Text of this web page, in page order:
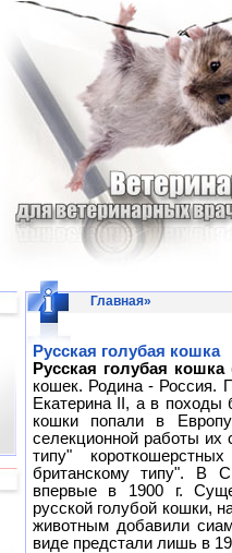
Главная»
Русская голубая кошка
Русская голубая кошка
кошек. Родина - Россия.
Екатерина II, а в походы
кошки попали в
селекционной работы их
типу"
британскому типу". В
впервые в 1900 г.
русской голубой кошки,
животным добавили
виде предстали лишь в